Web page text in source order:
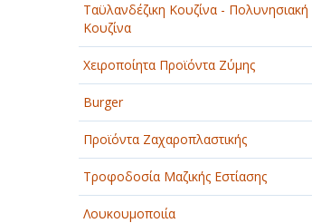
Ταϋλανδέζικη Κουζίνα - Πολυνησιακή
Κουζίνα
Χειροποίητα Προϊόντα Ζύμης
Burger
Προϊόντα Ζαχαροπλαστικής
Τροφοδοσία Μαζικής Εστίασης
Λουκουμοποιία